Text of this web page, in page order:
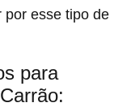
por esse tipo de
para